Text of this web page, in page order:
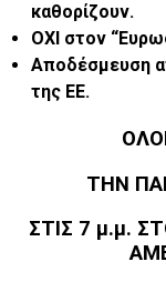
καθορίζουν.
ΟΧΙ στον
Αποδέσμευση
της ΕΕ.
ΤΗΝ
ΣΤΙΣ 7 μ.μ.